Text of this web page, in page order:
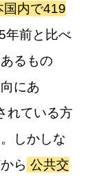
国内で419
年前と比べ
るもの
にあ
れている方
しかしな
ら 公共交